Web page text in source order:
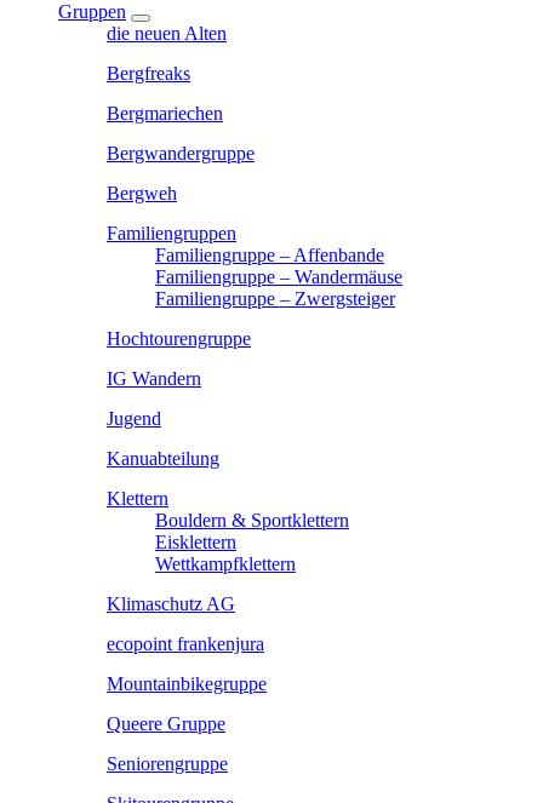
Gruppen
die neuen Alten
Bergfreaks
Bergmariechen
Bergwandergruppe
Bergweh
Familiengruppen
Familiengruppe – Affenbande
Familiengruppe – Wandermäuse
Familiengruppe – Zwergsteiger
Hochtourengruppe
IG Wandern
Jugend
Kanuabteilung
Klettern
Bouldern & Sportklettern
Eisklettern
Wettkampfklettern
Klimaschutz AG
ecopoint frankenjura
Mountainbikegruppe
Queere Gruppe
Seniorengruppe